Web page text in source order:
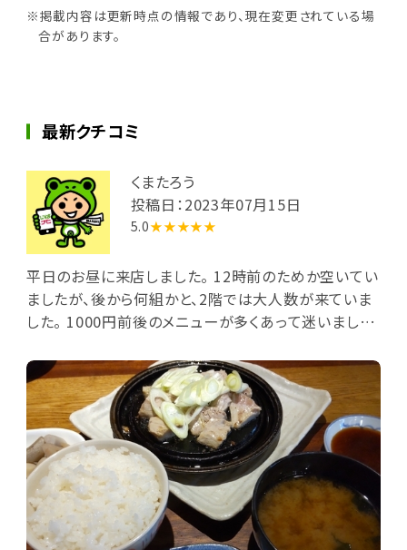
※掲載内容は更新時点の情報であり、現在変更されている場
合があります。
最新クチコミ
くまたろう
投稿日：2023年07月15日
5.0★★★★★
平日のお昼に来店しました。 12時前のためか空いてい
ましたが、後から何組かと、2階では大人数が来ていま
した。 1000円前後のメニューが多くあって迷いました
ージューと音をたてた熱々のマグロはネギが載り、タレ
につけるタイプで、軟らかく香ばしく脂ものっていてお
いしいです。これに、ご飯とみそ汁、煮物と漬物がつい
ています。ちなみにですが白菜の漬物がごま油の風味
が効いていて、おいしかったです。 これにアイスコーヒ
ーがついています。 マスターも何かと親切で、店内の雰
囲気も良くて、気持ち良いお昼となりました。メニュー
が多いので再訪して色々試したいと思います。